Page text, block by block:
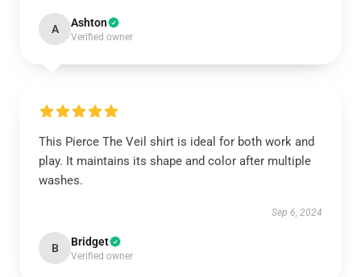
A Ashton
Verified owner
This Pierce The Veil shirt is ideal for both work and
play. It maintains its shape and color after multiple
washes.
Sep 6, 2024
B Bridget
Verified owner